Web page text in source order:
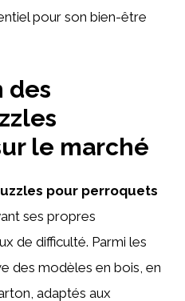
pour son bien-être
des
le marché
pour perroquets
ses propres
de difficulté. Parmi les
des modèles en bois, en
adaptés aux